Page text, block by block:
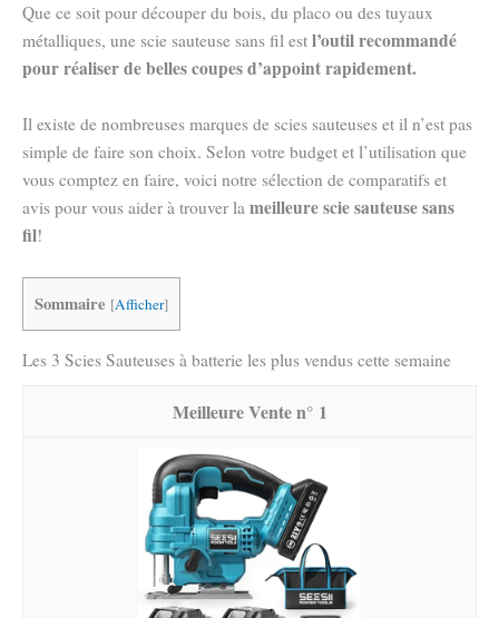
Que ce soit pour découper du bois, du placo ou des tuyaux
métalliques, une scie sauteuse sans fil est l’outil recommandé
pour réaliser de belles coupes d’appoint rapidement.
Il existe de nombreuses marques de scies sauteuses et il n’est pas
simple de faire son choix. Selon votre budget et l’utilisation que
vous comptez en faire, voici notre sélection de comparatifs et
avis pour vous aider à trouver la meilleure scie sauteuse sans
fil!
Sommaire [Afficher]
Les 3 Scies Sauteuses à batterie les plus vendus cette semaine
1